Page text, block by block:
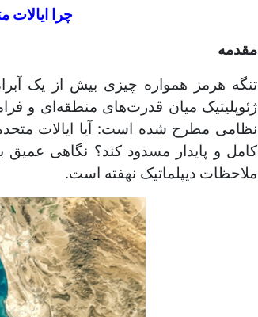
چرا ایالات
مقدمه
تنگه هرمز همواره چیزی بیش از یک
ژئوپلیتیک میان قدرت‌های منطقه‌ای و
نظامی مطرح شده است: آیا ایالات
کامل و پایدار مسدود کند؟ نگاهی
ملاحظات دیپلماتیک نهفته است.